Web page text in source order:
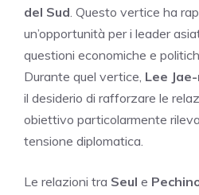
del Sud. Questo vertice ha
un’opportunità per i leader
questioni economiche e
Durante quel vertice, Lee
il desiderio di rafforzare le
obiettivo particolarmente
tensione diplomatica.
Le relazioni tra Seul e